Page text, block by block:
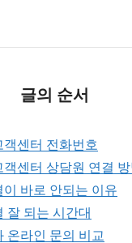
글의 순서
객센터 전화번호
객센터 상담원 연결 방
바로 안되는 이유
잘 되는 시간대
온라인 문의 비교